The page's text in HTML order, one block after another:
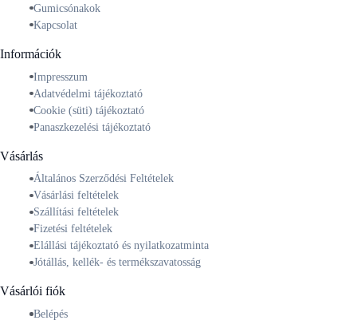
Gumicsónakok
Kapcsolat
Információk
Impresszum
Adatvédelmi tájékoztató
Cookie (süti) tájékoztató
Panaszkezelési tájékoztató
Vásárlás
Általános Szerződési Feltételek
Vásárlási feltételek
Szállítási feltételek
Fizetési feltételek
Elállási tájékoztató és nyilatkozatminta
Jótállás, kellék- és termékszavatosság
Vásárlói fiók
Belépés